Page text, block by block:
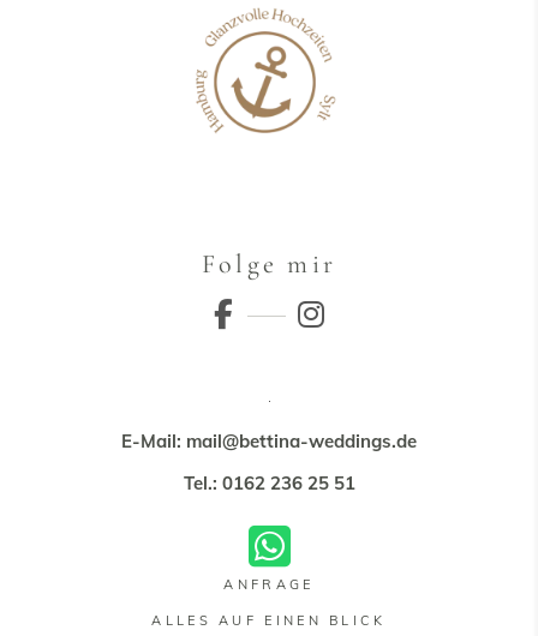
Folge mir
E-Mail: mail@bettina-weddings.de
Tel.: 0162 236 25 51
ANFRAGE
ALLES AUF EINEN BLICK